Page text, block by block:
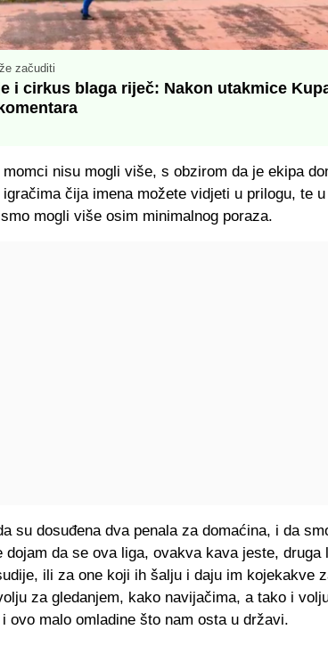
začuditi
i cirkus blaga riječ: Nakon utakmice
nisu mogli više, s obzirom da je ekipa
čija imena možete vidjeti u prilogu, te
mogli više osim minimalnog poraza.
su dosuđena dva penala za domaćina, i da
da se ova liga, ovakva kava jeste, druga
ili za one koji ih šalju i daju im kojekakve
za gledanjem, kako navijačima, a tako i
ovo malo omladine što nam osta u državi.